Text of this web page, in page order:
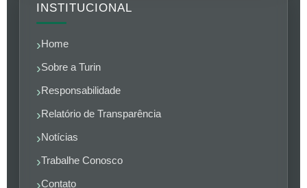
INSTITUCIONAL
Home
Sobre a Turin
Responsabilidade
Relatório de Transparência
Notícias
Trabalhe Conosco
Contato